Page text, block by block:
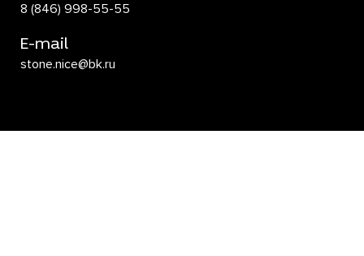
8 (846) 998-55-55
E-mail
stone.nice@bk.ru